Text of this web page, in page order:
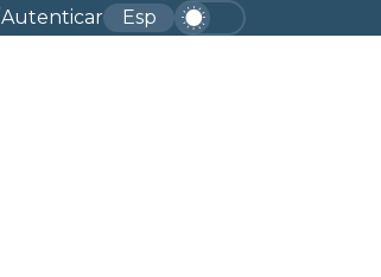
Autenticar Esp